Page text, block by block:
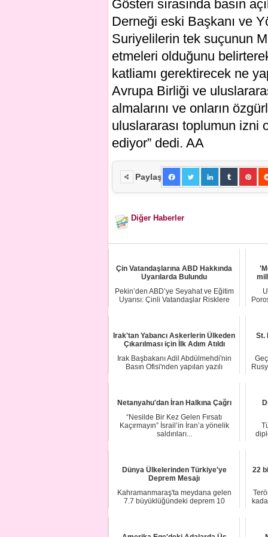
Gösteri sırasında basın
Derneği eski Başkanı ve
Suriyelilerin tek suçunun
etmeleri olduğunu
katliamı gerektirecek ne
Avrupa Birliği ve
almalarını ve onların
uluslararası toplumun izni
ediyor” dedi. AA
Paylaş
Diğer Haberler
Çin Vatandaşlarına ABD Hakkında
Uyarılarda Bulundu
Pekin’den ABD’ye Seyahat ve Eğitim
Uyarısı: Çinli Vatandaşlar Risklere
Irak'tan Yabancı Askerlerin Ülkeden
Çıkarılması için İlk Adım Atıldı
Irak Başbakanı Adil Abdülmehdi'nin
Basın Ofisi'nden yapılan yazılı
St.
Netanyahu'dan İran Halkına Çağrı
“Nesilde Bir Kez Gelen Fırsatı
Kaçırmayın” İsrail’in İran’a yönelik
saldırıları...
Dünya Ülkelerinden Türkiye'ye
Deprem Mesajı
Kahramanmaraş'ta meydana gelen
7.7 büyüklüğündeki deprem 10
22